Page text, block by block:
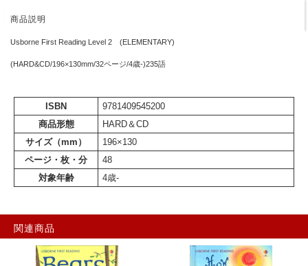
商品説明
Usborne First Reading Level 2 (ELEMENTARY)
(HARD&CD/196×130mm/32ページ/4歳-)235語
ISBN
9781409545200
商品形態
HARD＆CD
サイズ（mm）
196×130
ページ・枚・分
48
対象年齢
4歳-
関連商品